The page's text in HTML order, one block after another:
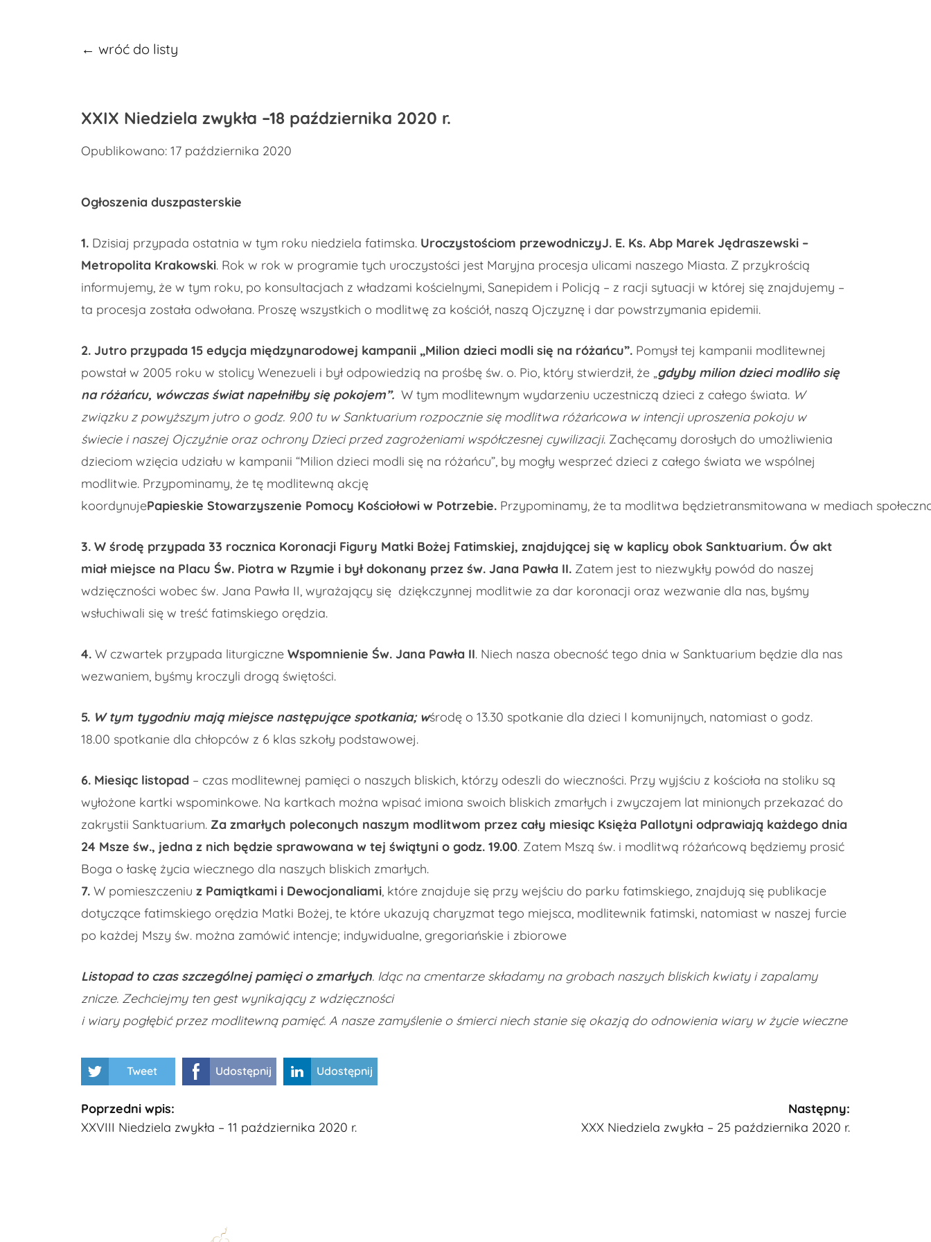
← wróć do listy
XXIX Niedziela zwykła –18 października 2020 r.
Opublikowano: 17 października 2020
Ogłoszenia duszpasterskie
1. Dzisiaj przypada ostatnia w tym roku niedziela fatimska. Uroczystościom przewodniczyJ. E. Ks. Abp Marek Jędraszewski –
Metropolita Krakowski. Rok w rok w programie tych uroczystości jest Maryjna procesja ulicami naszego Miasta. Z przykrością
informujemy, że w tym roku, po konsultacjach z władzami kościelnymi, Sanepidem i Policją – z racji sytuacji w której się znajdujemy –
ta procesja została odwołana. Proszę wszystkich o modlitwę za kościół, naszą Ojczyznę i dar powstrzymania epidemii.
2. Jutro przypada 15 edycja międzynarodowej kampanii „Milion dzieci modli się na różańcu”. Pomysł tej kampanii modlitewnej
powstał w 2005 roku w stolicy Wenezueli i był odpowiedzią na prośbę św. o. Pio, który stwierdził, że „gdyby milion dzieci modliło się
na różańcu, wówczas świat napełniłby się pokojem”. W tym modlitewnym wydarzeniu uczestniczą dzieci z całego świata. W
związku z powyższym jutro o godz. 9.00 tu w Sanktuarium rozpocznie się modlitwa różańcowa w intencji uproszenia pokoju w
świecie i naszej Ojczyźnie oraz ochrony Dzieci przed zagrożeniami współczesnej cywilizacji. Zachęcamy dorosłych do umożliwienia
dzieciom wzięcia udziału w kampanii “Milion dzieci modli się na różańcu”, by mogły wesprzeć dzieci z całego świata we wspólnej
modlitwie. Przypominamy, że tę modlitewną akcję
koordynujePapieskie Stowarzyszenie Pomocy Kościołowi w Potrzebie. Przypominamy, że ta modlitwa będzietransmitowana w mediach
3. W środę przypada 33 rocznica Koronacji Figury Matki Bożej Fatimskiej, znajdującej się w kaplicy obok Sanktuarium. Ów akt
miał miejsce na Placu Św. Piotra w Rzymie i był dokonany przez św. Jana Pawła II. Zatem jest to niezwykły powód do naszej
wdzięczności wobec św. Jana Pawła II, wyrażający się dziękczynnej modlitwie za dar koronacji oraz wezwanie dla nas, byśmy
wsłuchiwali się w treść fatimskiego orędzia.
4. W czwartek przypada liturgiczne Wspomnienie Św. Jana Pawła II. Niech nasza obecność tego dnia w Sanktuarium będzie dla nas
wezwaniem, byśmy kroczyli drogą świętości.
5. W tym tygodniu mają miejsce następujące spotkania; wśrodę o 13.30 spotkanie dla dzieci I komunijnych, natomiast o godz.
18.00 spotkanie dla chłopców z 6 klas szkoły podstawowej.
6. Miesiąc listopad – czas modlitewnej pamięci o naszych bliskich, którzy odeszli do wieczności. Przy wyjściu z kościoła na stoliku są
wyłożone kartki wspominkowe. Na kartkach można wpisać imiona swoich bliskich zmarłych i zwyczajem lat minionych przekazać do
zakrystii Sanktuarium. Za zmarłych poleconych naszym modlitwom przez cały miesiąc Księża Pallotyni odprawiają każdego dnia
24 Msze św., jedna z nich będzie sprawowana w tej świątyni o godz. 19.00. Zatem Mszą św. i modlitwą różańcową będziemy prosić
Boga o łaskę życia wiecznego dla naszych bliskich zmarłych.
7. W pomieszczeniu z Pamiątkami i Dewocjonaliami, które znajduje się przy wejściu do parku fatimskiego, znajdują się publikacje
dotyczące fatimskiego orędzia Matki Bożej, te które ukazują charyzmat tego miejsca, modlitewnik fatimski, natomiast w naszej furcie
po każdej Mszy św. można zamówić intencje; indywidualne, gregoriańskie i zbiorowe
Listopad to czas szczególnej pamięci o zmarłych. Idąc na cmentarze składamy na grobach naszych bliskich kwiaty i zapalamy
znicze. Zechciejmy ten gest wynikający z wdzięczności
i wiary pogłębić przez modlitewną pamięć. A nasze zamyślenie o śmierci niech stanie się okazją do odnowienia wiary w życie wieczne
Tweet Udostępnij Udostępnij
Kontynuuj
czytanie
Poprzedni wpis:
XXVIII Niedziela zwykła – 11 października 2020 r.
Następny:
XXX Niedziela zwykła – 25 października 2020 r.